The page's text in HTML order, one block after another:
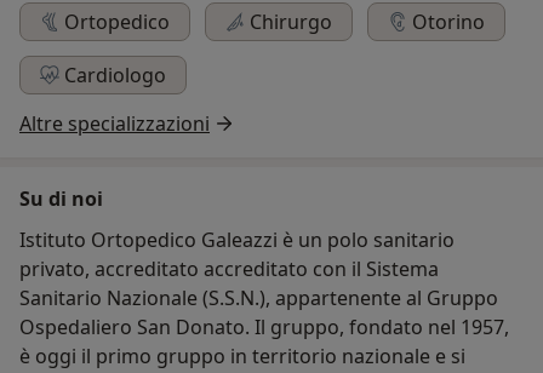
Ortopedico
Chirurgo
Otorino
Cardiologo
Altre specializzazioni
Su di noi
Istituto Ortopedico Galeazzi è un polo sanitario
privato, accreditato accreditato con il Sistema
Sanitario Nazionale (S.S.N.), appartenente al Gruppo
Ospedaliero San Donato. Il gruppo, fondato nel 1957,
è oggi il primo gruppo in territorio nazionale e si